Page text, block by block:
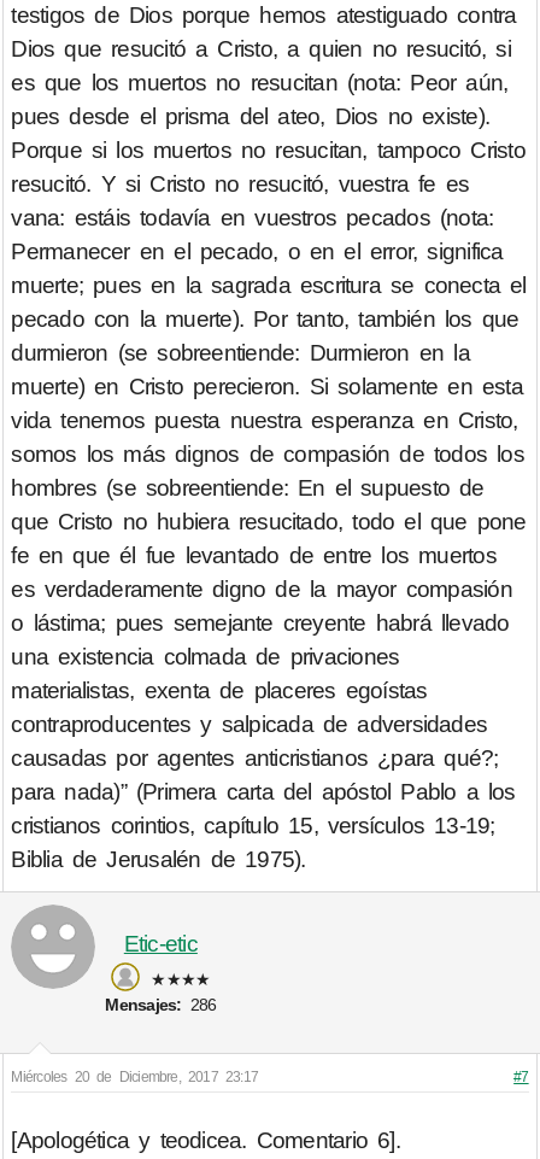
testigos de Dios porque hemos atestiguado contra
Dios que resucitó a Cristo, a quien no resucitó, si
es que los muertos no resucitan (nota: Peor aún,
pues desde el prisma del ateo, Dios no existe).
Porque si los muertos no resucitan, tampoco Cristo
resucitó. Y si Cristo no resucitó, vuestra fe es
vana: estáis todavía en vuestros pecados (nota:
Permanecer en el pecado, o en el error, significa
muerte; pues en la sagrada escritura se conecta el
pecado con la muerte). Por tanto, también los que
durmieron (se sobreentiende: Durmieron en la
muerte) en Cristo perecieron. Si solamente en esta
vida tenemos puesta nuestra esperanza en Cristo,
somos los más dignos de compasión de todos los
hombres (se sobreentiende: En el supuesto de
que Cristo no hubiera resucitado, todo el que pone
fe en que él fue levantado de entre los muertos
es verdaderamente digno de la mayor compasión
o lástima; pues semejante creyente habrá llevado
una existencia colmada de privaciones
materialistas, exenta de placeres egoístas
contraproducentes y salpicada de adversidades
causadas por agentes anticristianos ¿para qué?;
para nada)” (Primera carta del apóstol Pablo a los
cristianos corintios, capítulo 15, versículos 13-19;
Biblia de Jerusalén de 1975).
Etic-etic
★★★★
Mensajes: 286
Miércoles 20 de Diciembre, 2017 23:17 #7
[Apologética y teodicea. Comentario 6].